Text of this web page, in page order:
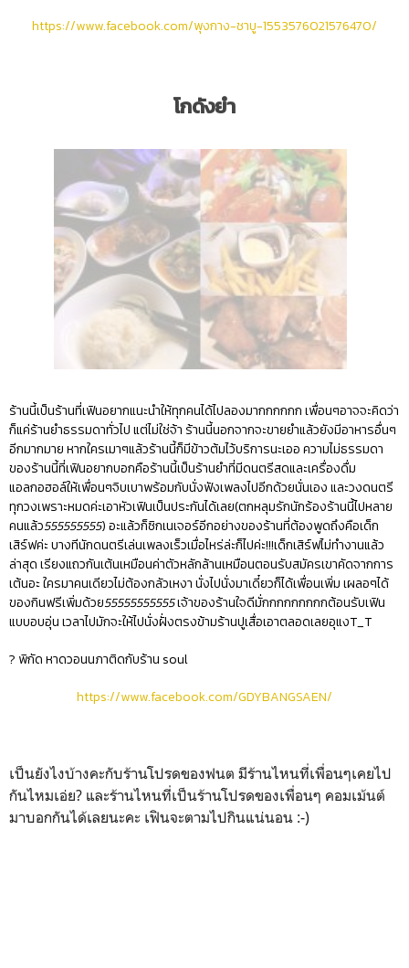
https://www.facebook.com/พุงกาง-ชาบู-1553576021576470/
โกดังยำ
ร้านนี้เป็นร้านที่เฟินอยากแนะนำให้ทุกคนได้ไปลองมากกกกกก เพื่อนๆอาจจะคิดว่า
ก็แค่ร้านยำธรรมดาทั่วไป แต่ไม่ใช่จ้า ร้านนี้นอกจากจะขายยำแล้วยังมีอาหารอื่นๆ
อีกมากมาย หากใครเมาๆแล้วร้านนี้ก็มีข้าวต้มไว้บริการนะเออ ความไม่ธรรมดา
ของร้านนี้ที่เฟินอยากบอกคือร้านนี้เป็นร้านยำที่มีดนตรีสดและเครื่องดื่ม
แอลกอฮอล์ให้เพื่อนๆจิบเบาพร้อมกับนั่งฟังเพลงไปอีกด้วยนั่นเอง และวงดนตรี
ทุกวงเพราะหมดค่ะเอาหัวเฟินเป็นประกันได้เลย(ตกหลุมรักนักร้องร้านนี้ไปหลาย
คนแล้ว555555555) อะแล้วก็ซิกเนเจอร์อีกอย่างของร้านที่ต้องพูดถึงคือเด็ก
เสิร์ฟค่ะ บางทีนักดนตรีเล่นเพลงเร็วเมื่อไหร่ล่ะก็ไปค่ะ!!!เด็กเสิร์ฟไม่ทำงานแล้ว
ล่าสุด เรียงแถวกันเต้นเหมือนค่าตัวหลักล้านเหมือนตอนรับสมัครเขาคัดจากการ
เต้นอะ ใครมาคนเดียวไม่ต้องกลัวเหงา นั่งไปนั่งมาเดี๋ยวก็ได้เพื่อนเพิ่ม เผลอๆได้
ของกินฟรีเพิ่มด้วย55555555555เจ้าของร้านใจดีมั่กกกกกกกกกต้อนรับเฟิน
แบบอบอุ่น เวลาไปมักจะให้ไปนั่งฝั่งตรงข้ามร้านปูเสื่อเอาตลอดเลยอุแงT_T
? พิกัด หาดวอนนภาติดกับร้าน soul
https://www.facebook.com/GDYBANGSAEN/
เป็นยังไงบ้างคะกับร้านโปรดของฟนต มีร้านไหนที่เพื่อนๆเคยไป
กันไหมเอ่ย? และร้านไหนที่เป็นร้านโปรดของเพื่อนๆ คอมเม้นต์
มาบอกกันได้เลยนะคะ เฟินจะตามไปกินแน่นอน :-)